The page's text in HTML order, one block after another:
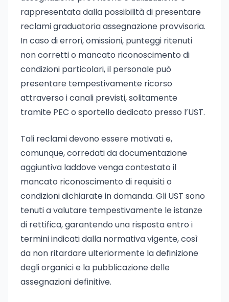
rappresentata dalla possibilità di presentare
reclami graduatoria assegnazione provvisoria.
In caso di errori, omissioni, punteggi ritenuti
non corretti o mancato riconoscimento di
condizioni particolari, il personale può
presentare tempestivamente ricorso
attraverso i canali previsti, solitamente
tramite PEC o sportello dedicato presso l’UST.
Tali reclami devono essere motivati e,
comunque, corredati da documentazione
aggiuntiva laddove venga contestato il
mancato riconoscimento di requisiti o
condizioni dichiarate in domanda. Gli UST sono
tenuti a valutare tempestivamente le istanze
di rettifica, garantendo una risposta entro i
termini indicati dalla normativa vigente, così
da non ritardare ulteriormente la definizione
degli organici e la pubblicazione delle
assegnazioni definitive.